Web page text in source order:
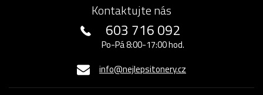
Kontaktujte nás
603 716 092
Po-Pá 8:00-17:00 hod.
info@nejlepsitonery.cz